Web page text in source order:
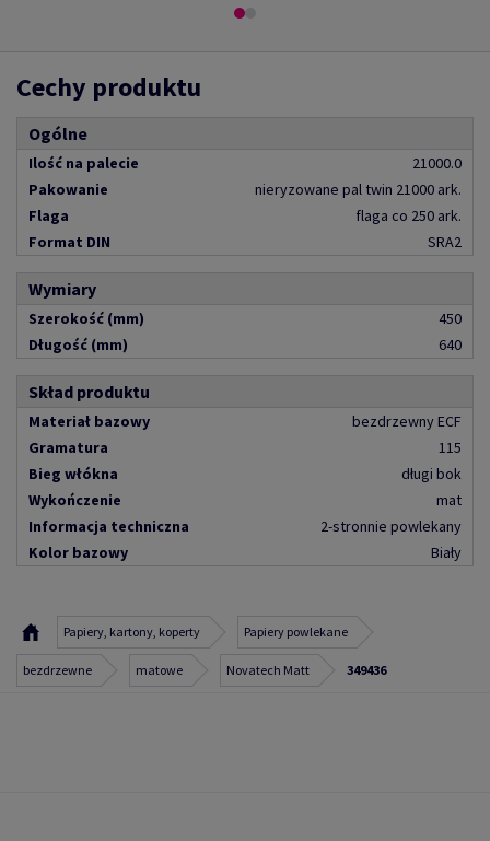
Cechy produktu
Ogólne
Ilość na palecie
21000.0
Pakowanie
nieryzowane pal twin 21000 ark.
Flaga
flaga co 250 ark.
Format DIN
SRA2
Wymiary
Szerokość (mm)
450
Długość (mm)
640
Skład produktu
Materiał bazowy
bezdrzewny ECF
Gramatura
115
Bieg włókna
długi bok
Wykończenie
mat
Informacja techniczna
2-stronnie powlekany
Kolor bazowy
Biały
Papiery, kartony, koperty Papiery powlekane
bezdrzewne matowe Novatech Matt 349436